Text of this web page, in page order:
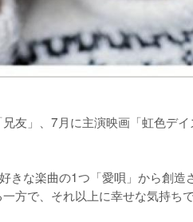
友」、7月に主演映画「虹色デ
な楽曲の1つ「愛唄」から創造
方で、それ以上に幸せな気持ち